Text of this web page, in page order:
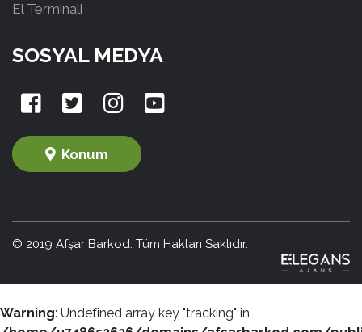
El Terminali
SOSYAL MEDYA
Konum
© 2019 Afşar Barkod. Tüm Hakları Saklıdır.
Warning: Undefined array key "tracking" in